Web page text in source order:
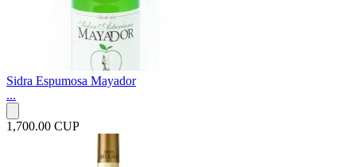
Sidra Espumosa Mayador
...
1,700.00 CUP